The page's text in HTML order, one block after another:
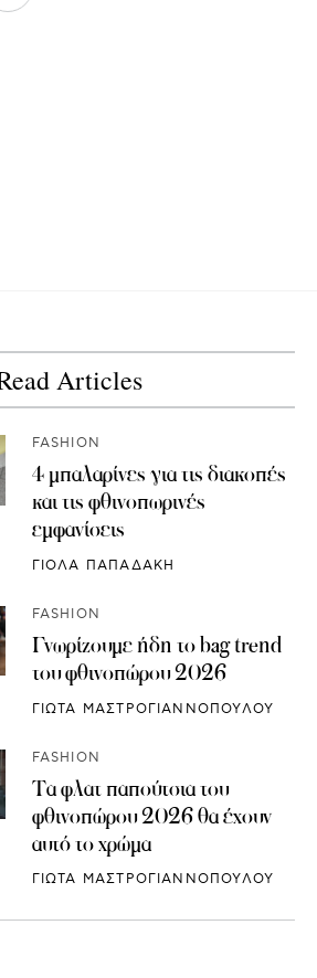
Articles
FASHION
4 μπαλαρίνες για τις διακοπές
και τις φθινοπωρινές
εμφανίσεις
ΓΙΟΛΑ ΠΑΠΑΔΑΚΗ
FASHION
Γνωρίζουμε ήδη το bag trend
του φθινοπώρου 2026
ΓΙΩΤΑ ΜΑΣΤΡΟΓΙΑΝΝΟΠΟΥΛΟΥ
FASHION
Τα φλατ παπούτσια του
φθινοπώρου 2026 θα έχουν
αυτό το χρώμα
ΓΙΩΤΑ ΜΑΣΤΡΟΓΙΑΝΝΟΠΟΥΛΟΥ